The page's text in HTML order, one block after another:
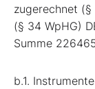
zugerechnet
(§ 34 WpHG)
Summe
b.1.